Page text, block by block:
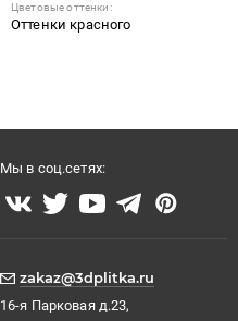
Цветовые оттенки:
Оттенки красного
Мы в соц.сетях:
zakaz@3dplitka.ru
16-я Парковая д.23,